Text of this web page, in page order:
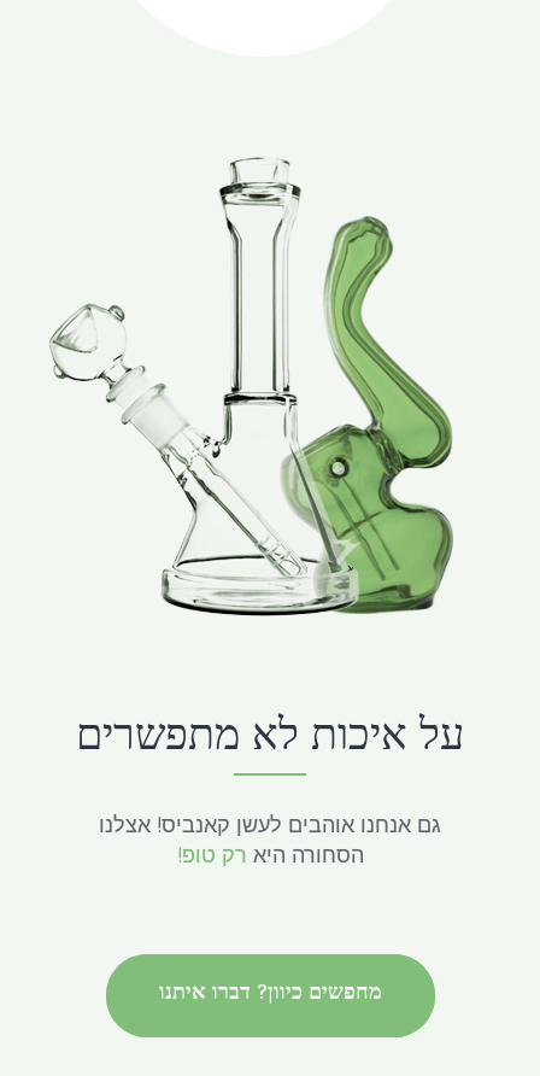
על איכות לא מתפשרים
גם אנחנו אוהבים לעשן קאנביס! אצלנו
הסחורה היא רק טופ!
מחפשים כיוון? דברו איתנו